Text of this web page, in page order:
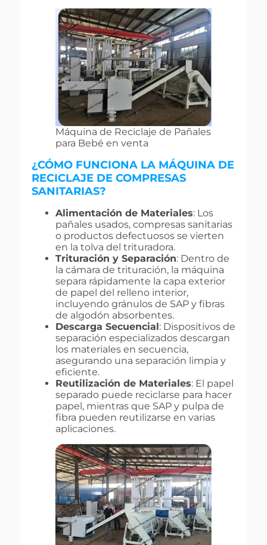
Máquina de Reciclaje de Pañales
para Bebé en venta
¿CÓMO FUNCIONA LA MÁQUINA DE
RECICLAJE DE COMPRESAS
SANITARIAS?
Alimentación de Materiales: Los
pañales usados, compresas sanitarias
o productos defectuosos se vierten
en la tolva del trituradora.
Trituración y Separación: Dentro de
la cámara de trituración, la máquina
separa rápidamente la capa exterior
de papel del relleno interior,
incluyendo gránulos de SAP y fibras
de algodón absorbentes.
Descarga Secuencial: Dispositivos de
separación especializados descargan
los materiales en secuencia,
asegurando una separación limpia y
eficiente.
Reutilización de Materiales: El papel
separado puede reciclarse para hacer
papel, mientras que SAP y pulpa de
fibra pueden reutilizarse en varias
aplicaciones.